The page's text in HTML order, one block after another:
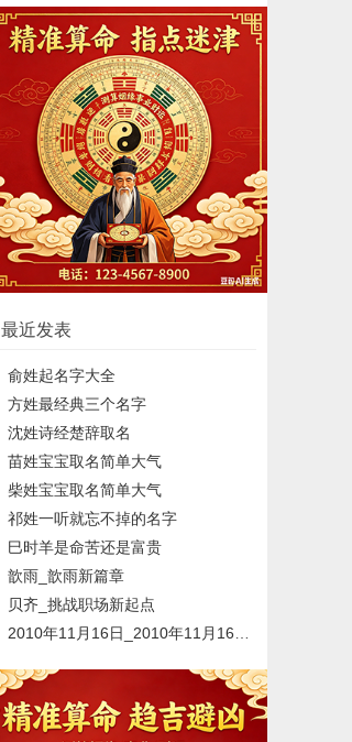
最近发表
俞姓起名字大全
方姓最经典三个名字
沈姓诗经楚辞取名
苗姓宝宝取名简单大气
柴姓宝宝取名简单大气
祁姓一听就忘不掉的名字
巳时羊是命苦还是富贵
歆雨_歆雨新篇章
贝齐_挑战职场新起点
2010年11月16日_2010年11月16日新闻回顾